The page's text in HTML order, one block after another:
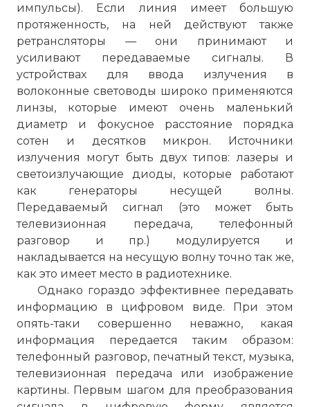
импульсы). Если линия имеет большую
протяженность, на ней действуют также
ретрансляторы — они принимают и
усиливают передаваемые сигналы. В
устройствах для ввода излучения в
волоконные световоды широко применяются
линзы, которые имеют очень маленький
диаметр и фокусное расстояние порядка
сотен и десятков микрон. Источники
излучения могут быть двух типов: лазеры и
светоизлучающие диоды, которые работают
как генераторы несущей волны.
Передаваемый сигнал (это может быть
телевизионная передача, телефонный
разговор и пр.) модулируется и
накладывается на несущую волну точно так же,
как это имеет место в радиотехнике.
Однако гораздо эффективнее передавать
информацию в цифровом виде. При этом
опять-таки совершенно неважно, какая
информация передается таким образом:
телефонный разговор, печатный текст, музыка,
телевизионная передача или изображение
картины. Первым шагом для преобразования
транстихоокеанских подводных
волоконно-оптических систем связи,
число которых постоянно росло.
Примечание
Recirculating-loop configuration – так
называют шлейфы оптического волокна
с возможностью многократной
циркуляции света (fiber loops in which
light can circulate many times).
Параметры оптического волокна, систем
связи с оптическими усилителями и
метода передачи WDM
специфицированы целой группой
разработанных ITU-T рекомендаций. Так,
рекомендация G.655 регламентировала
параметры одномодового оптического
волокна со сдвинутой ненулевой
дисперсией, а рекомендации G.694.1 и
G.694.2 определяли спектральные сетки
для приложений DWDM и CWDM.
Следующая группа рекомендаций ITU-T
специфицировала характеристики
ВОСС, предназначенных для работы со
специальными приложениями DWDM: